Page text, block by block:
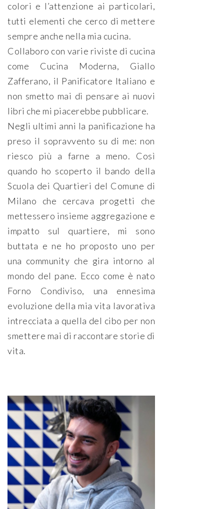
colori e l’attenzione ai particolari,
tutti elementi che cerco di mettere
sempre anche nella mia cucina.
Collaboro con varie riviste di cucina
come Cucina Moderna, Giallo
Zafferano, il Panificatore Italiano e
non smetto mai di pensare ai nuovi
libri che mi piacerebbe pubblicare.
Negli ultimi anni la panificazione ha
preso il sopravvento su di me: non
riesco più a farne a meno. Così
quando ho scoperto il bando della
Scuola dei Quartieri del Comune di
Milano che cercava progetti che
mettessero insieme aggregazione e
impatto sul quartiere, mi sono
buttata e ne ho proposto uno per
una community che gira intorno al
mondo del pane. Ecco come è nato
Forno Condiviso, una ennesima
evoluzione della mia vita lavorativa
intrecciata a quella del cibo per non
smettere mai di raccontare storie di
vita.